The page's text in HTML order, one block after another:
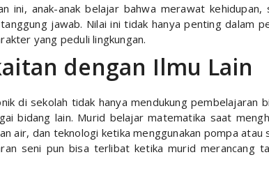
ini, anak-anak belajar bahwa merawat kehidupan,
jawab. Nilai ini tidak hanya penting dalam
yang peduli lingkungan.
dengan Ilmu Lain
di sekolah tidak hanya mendukung pembelajaran
bidang lain. Murid belajar matematika saat
air, dan teknologi ketika menggunakan pompa
seni pun bisa terlibat ketika murid merancang